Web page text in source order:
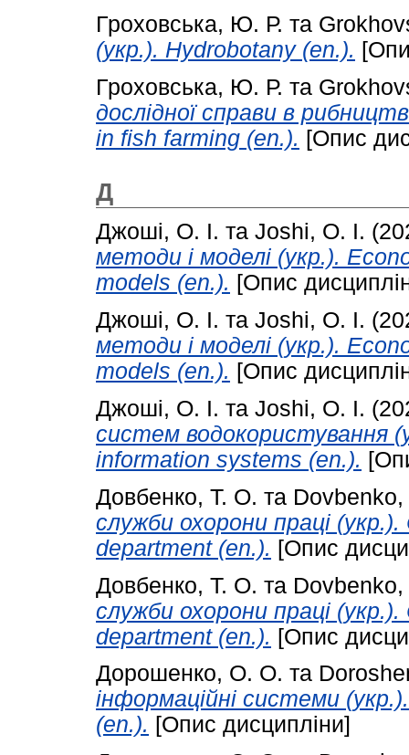
Гроховська, Ю. Р. та
(укр.). Hydrobotany (en.).
Гроховська, Ю. Р. та
дослідної справи в
in fish farming (en.). [Опис
Д
Джоші, О. І. та Joshi, O. I.
методи і моделі (укр.).
models (en.). [Опис
Джоші, О. І. та Joshi, O. I.
методи і моделі (укр.).
models (en.). [Опис
Джоші, О. І. та Joshi, O. I.
систем водокористування
information systems (en.).
Довбенко, Т. О. та Dovbenko,
служби охорони праці
department (en.). [Опис
Довбенко, Т. О. та Dovbenko,
служби охорони праці
department (en.). [Опис
Дорошенко, О. О. та
інформаційні системи
(en.). [Опис дисципліни]